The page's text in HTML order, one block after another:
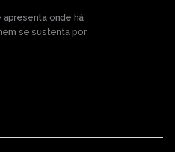
apresenta onde há
se sustenta por